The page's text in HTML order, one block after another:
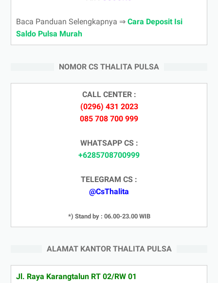
Baca Panduan Selengkapnya ⇒ Cara Deposit Isi
Saldo Pulsa Murah
NOMOR CS THALITA PULSA
CALL CENTER :
(0296) 431 2023
085 708 700 999
WHATSAPP CS :
+6285708700999
TELEGRAM CS :
@CsThalita
*) Stand by : 06.00-23.00 WIB
ALAMAT KANTOR THALITA PULSA
Jl. Raya Karangtalun RT 02/RW 01